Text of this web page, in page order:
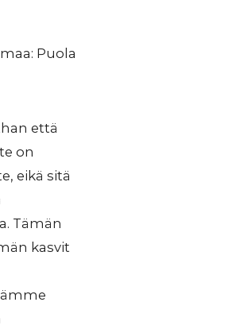
Puola
että
on
eikä sitä
Tämän
kasvit